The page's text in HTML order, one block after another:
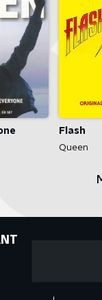
Flash
Queen